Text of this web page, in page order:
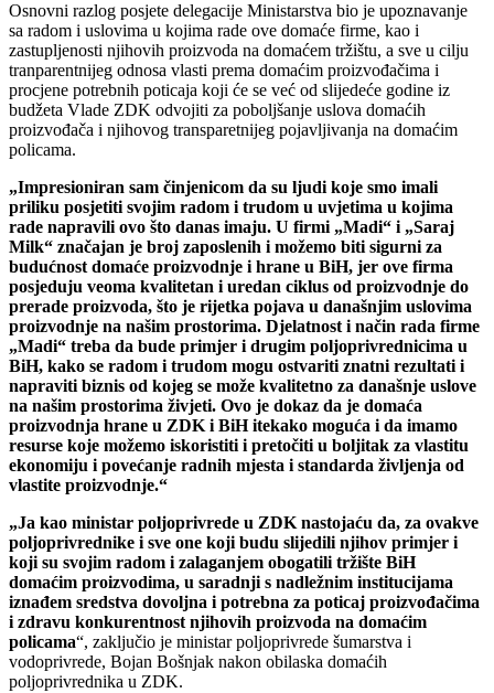
Osnovni razlog posjete delegacije Ministarstva bio je upoznavanje
sa radom i uslovima u kojima rade ove domaće firme, kao i
zastupljenosti njihovih proizvoda na domaćem tržištu, a sve u cilju
tranparentnijeg odnosa vlasti prema domaćim proizvođačima i
procjene potrebnih poticaja koji će se već od slijedeće godine iz
budžeta Vlade ZDK odvojiti za poboljšanje uslova domaćih
proizvođača i njihovog transparetnijeg pojavljivanja na domaćim
policama.
„Impresioniran sam činjenicom da su ljudi koje smo imali
priliku posjetiti svojim radom i trudom u uvjetima u kojima
rade napravili ovo što danas imaju. U firmi „Madi“ i „Saraj
Milk“ značajan je broj zaposlenih i možemo biti sigurni za
budućnost domaće proizvodnje i hrane u BiH, jer ove firma
posjeduju veoma kvalitetan i uredan ciklus od proizvodnje do
prerade proizvoda, što je rijetka pojava u današnjim uslovima
proizvodnje na našim prostorima. Djelatnost i način rada firme
„Madi“ treba da bude primjer i drugim poljoprivrednicima u
BiH, kako se radom i trudom mogu ostvariti znatni rezultati i
napraviti biznis od kojeg se može kvalitetno za današnje uslove
na našim prostorima živjeti. Ovo je dokaz da je domaća
proizvodnja hrane u ZDK i BiH itekako moguća i da imamo
resurse koje možemo iskoristiti i pretočiti u boljitak za vlastitu
ekonomiju i povećanje radnih mjesta i standarda življenja od
vlastite proizvodnje.“
„Ja kao ministar poljoprivrede u ZDK nastojaću da, za ovakve
poljoprivrednike i sve one koji budu slijedili njihov primjer i
koji su svojim radom i zalaganjem obogatili tržište BiH
domaćim proizvodima, u saradnji s nadležnim institucijama
iznađem sredstva dovoljna i potrebna za poticaj proizvođačima
i zdravu konkurentnost njihovih proizvoda na domaćim
policama“, zaključio je ministar poljoprivrede šumarstva i
vodoprivrede, Bojan Bošnjak nakon obilaska domaćih
poljoprivrednika u ZDK.